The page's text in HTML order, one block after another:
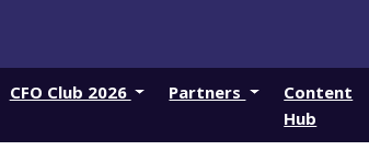
CFO Club 2026 Partners
Content
Hub